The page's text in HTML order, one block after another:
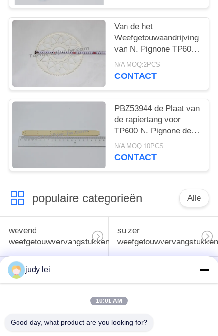
Van de het
Weefgetouwaandrijving
van N. Pignone TP600
Rapier van het het
Wielpbz48739 Rapier
N/A MOQ:2PCS
CONTACT
PBZ53944 de Plaat van
de rapiertang voor
TP600 N. Pignone de
Vervangstukken van
het Rapierweefgetouw
N/A MOQ:10PCS
CONTACT
populaire categorieën Alle
wevend
weefgetouwvervangstukken
sulzer
weefgetouwvervangstukken
De Vervangstukken
van het
sulzer projectile
vervangstukken van
judy lei
10:01 AM
Good day, what product are you looking for?